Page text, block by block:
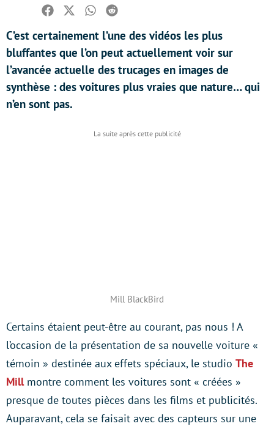
Facebook
TwitterWhatsapp
Reddit
C’est certainement l’une des vidéos les plus
bluffantes que l’on peut actuellement voir sur
l’avancée actuelle des trucages en images de
synthèse : des voitures plus vraies que nature… qui
n’en sont pas.
Mill BlackBird
Certains étaient peut-être au courant, pas nous ! A
l’occasion de la présentation de sa nouvelle voiture «
témoin » destinée aux effets spéciaux, le studio The
Millmontre comment les voitures sont « créées »
presque de toutes pièces dans les films et publicités.
Auparavant, cela se faisait avec des capteurs sur une